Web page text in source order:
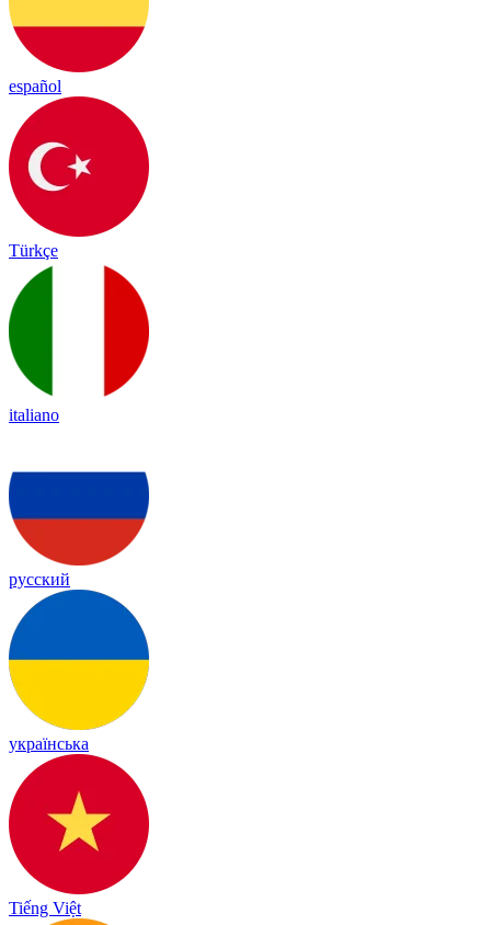
español
Türkçe
italiano
русский
українська
Tiếng Việt